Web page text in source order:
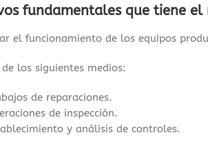
fundamentales que tiene
el funcionamiento de los equipos
los siguientes medios:
de reparaciones.
de inspección.
y análisis de controles.